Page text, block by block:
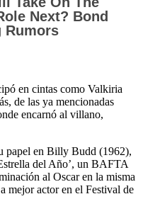
en cintas como Valkiria
de las ya mencionadas
encarnó al villano,
papel en Billy Budd (1962),
del Año’, un BAFTA
al Oscar en la misma
mejor actor en el Festival de